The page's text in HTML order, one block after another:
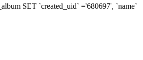
SET `created_uid` ='680697', `name`